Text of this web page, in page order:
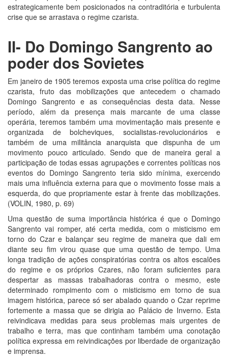
estrategicamente bem posicionados na contraditória e turbulenta
crise que se arrastava o regime czarista.
II- Do Domingo Sangrento ao
poder dos Sovietes
Em janeiro de 1905 teremos exposta uma crise política do regime
czarista, fruto das mobilizações que antecedem o chamado
Domingo Sangrento e as consequências desta data. Nesse
período, além da presença mais marcante de uma classe
operária, teremos também uma movimentação mais presente e
organizada de bolcheviques, socialistas-revolucionários e
também de uma militância anarquista que dispunha de um
movimento pouco articulado. Sendo que de maneira geral a
participação de todas essas agrupações e correntes políticas nos
eventos do Domingo Sangrento teria sido mínima, exercendo
mais uma influência externa para que o movimento fosse mais a
esquerda, do que propriamente estar à frente das mobilizações.
(VOLIN, 1980, p. 69)
Uma questão de suma importância histórica é que o Domingo
Sangrento vai romper, até certa medida, com o misticismo em
torno do Czar e balançar seu regime de maneira que dali em
diante seu fim virou quase que uma questão de tempo. Uma
longa tradição de ações conspiratórias contra os altos escalões
do regime e os próprios Czares, não foram suficientes para
despertar as massas trabalhadoras contra o mesmo, este
determinado rompimento com o misticismo em torno de sua
imagem histórica, parece só ser abalado quando o Czar reprime
fortemente a massa que se dirigia ao Palácio de Inverno. Esta
reivindicava medidas para seus problemas mais urgentes de
trabalho e terra, mas que continham também uma conotação
política expressa em reivindicações por liberdade de organização
e imprensa.